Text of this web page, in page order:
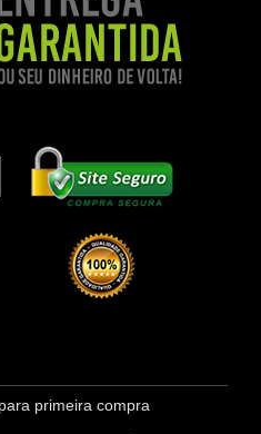
primeira compra